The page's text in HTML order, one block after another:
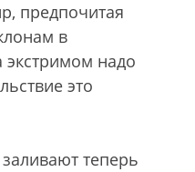
предпочитая
в
надо
это
теперь